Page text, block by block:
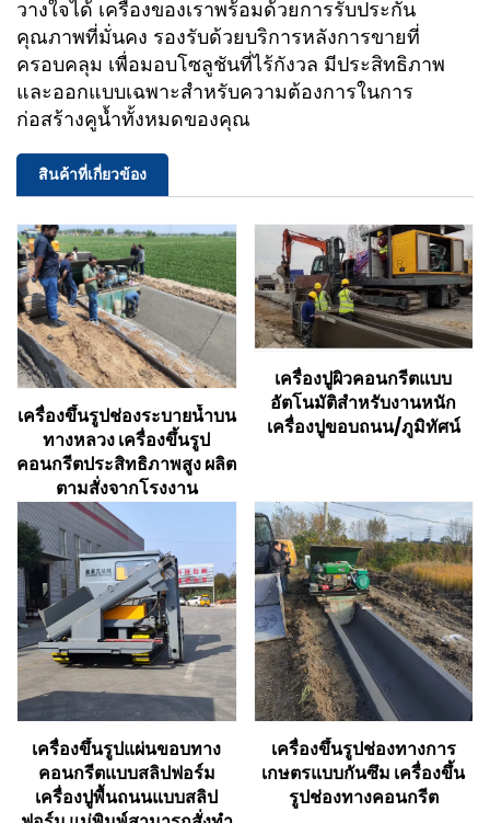
วางใจได้ เครื่องของเราพร้อมด้วยการรับประกัน
คุณภาพที่มั่นคง รองรับด้วยบริการหลังการขายที่
ครอบคลุม เพื่อมอบโซลูชันที่ไร้กังวล มีประสิทธิภาพ
และออกแบบเฉพาะสำหรับความต้องการในการ
ก่อสร้างคูน้ำทั้งหมดของคุณ
สินค้าที่เกี่ยวข้อง
เครื่องขึ้นรูปช่องระบายน้ำบน
ทางหลวง เครื่องขึ้นรูป
คอนกรีตประสิทธิภาพสูง ผลิต
ตามสั่งจากโรงงาน
เครื่องปูผิวคอนกรีตแบบ
อัตโนมัติสำหรับงานหนัก
เครื่องปูขอบถนน/ภูมิทัศน์
เครื่องขึ้นรูปแผ่นขอบทาง
คอนกรีตแบบสลิปฟอร์ม
เครื่องปูพื้นถนนแบบสลิป
เครื่องขึ้นรูปช่องทางการ
เกษตรแบบกันซึม เครื่องขึ้น
รูปช่องทางคอนกรีต